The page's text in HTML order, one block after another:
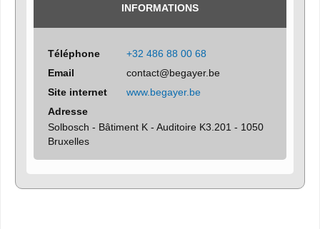
INFORMATIONS
Téléphone
+32 486 88 00 68
Email
contact@begayer.be
Site internet
www.begayer.be
Adresse
Solbosch - Bâtiment K - Auditoire K3.201 - 1050
Bruxelles